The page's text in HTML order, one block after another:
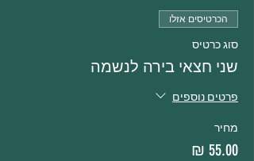
הכרטיסים אזלו
סוג כרטיס
שני חצאי בירה לנשמה
פרטים נוספים
מחיר